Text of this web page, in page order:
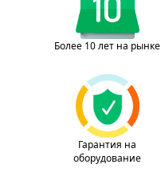
Более 10 лет на рынке
Гарантия на
оборудование